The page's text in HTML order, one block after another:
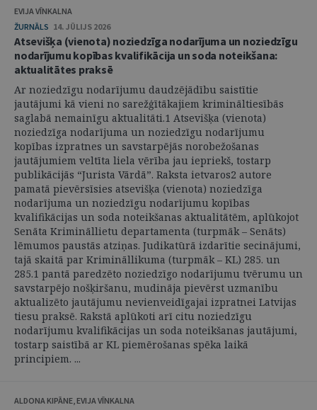
EVIJA VĪNKALNA
ŽURNĀLS 14. JŪLIJS 2026
Atsevišķa (vienota) noziedzīga nodarījuma un noziedzīgu
nodarījumu kopības kvalifikācija un soda noteikšana:
aktualitātes praksē
Ar noziedzīgu nodarījumu daudzējādību saistītie
jautājumi kā vieni no sarežģītākajiem krimināltiesībās
saglabā nemainīgu aktualitāti.1 Atsevišķa (vienota)
noziedzīga nodarījuma un noziedzīgu nodarījumu
kopības izpratnes un savstarpējās norobežošanas
jautājumiem veltīta liela vērība jau iepriekš, tostarp
publikācijās “Jurista Vārdā”. Raksta ietvaros2 autore
pamatā pievērsīsies atsevišķa (vienota) noziedzīga
nodarījuma un noziedzīgu nodarījumu kopības
kvalifikācijas un soda noteikšanas aktualitātēm, aplūkojot
Senāta Krimināllietu departamenta (turpmāk – Senāts)
lēmumos paustās atziņas. Judikatūrā izdarītie secinājumi,
tajā skaitā par Krimināllikuma (turpmāk – KL) 285. un
285.1 pantā paredzēto noziedzīgo nodarījumu tvērumu un
savstarpējo nošķiršanu, mudināja pievērst uzmanību
aktualizēto jautājumu nevienveidīgajai izpratnei Latvijas
tiesu praksē. Rakstā aplūkoti arī citu noziedzīgu
nodarījumu kvalifikācijas un soda noteikšanas jautājumi,
tostarp saistībā ar KL piemērošanas spēka laikā
principiem. ...
ALDONA KIPĀNE, EVIJA VĪNKALNA